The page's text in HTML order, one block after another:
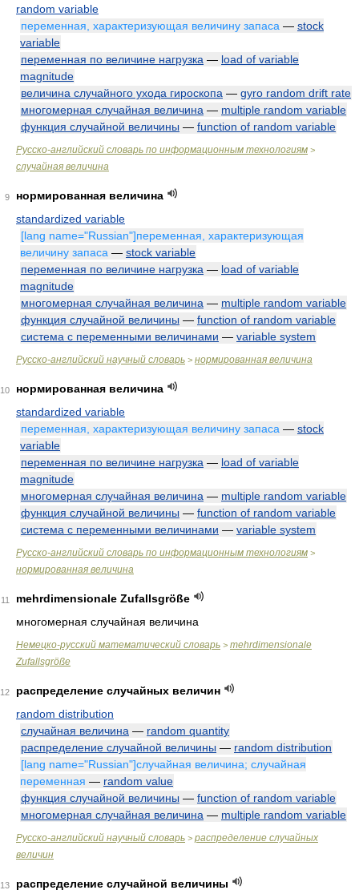
random variable
переменная, характеризующая величину запаса — stock
variable
переменная по величине нагрузка — load of variable
magnitude
величина случайного ухода гироскопа — gyro random drift rate
многомерная случайная величина — multiple random variable
функция случайной величины — function of random variable
Русско-английский словарь по информационным технологиям >
случайная величина
9
нормированная величина
standardized variable
[lang name="Russian"]переменная, характеризующая
величину запаса — stock variable
переменная по величине нагрузка — load of variable
magnitude
многомерная случайная величина — multiple random variable
функция случайной величины — function of random variable
система с переменными величинами — variable system
Русско-английский научный словарь > нормированная величина
10
нормированная величина
standardized variable
переменная, характеризующая величину запаса — stock
variable
переменная по величине нагрузка — load of variable
magnitude
многомерная случайная величина — multiple random variable
функция случайной величины — function of random variable
система с переменными величинами — variable system
Русско-английский словарь по информационным технологиям >
нормированная величина
11
mehrdimensionale Zufallsgröße
многомерная случайная величина
Немецко-русский математический словарь > mehrdimensionale
Zufallsgröße
12
распределение случайных величин
random distribution
случайная величина — random quantity
распределение случайной величины — random distribution
[lang name="Russian"]случайная величина; случайная
переменная — random value
функция случайной величины — function of random variable
многомерная случайная величина — multiple random variable
Русско-английский научный словарь > распределение случайных
величин
13 распределение случайной величины